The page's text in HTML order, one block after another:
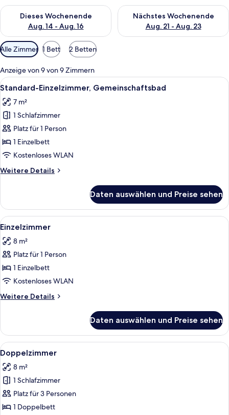
Dieses Wochenende
Aug. 14 - Aug. 16
Überprüfe die Verfügbarkeit für dieses Wochenende, Aug. 14
Nächstes Wochenende
Aug. 21 - Aug. 23
Überprüfe die Verfügbarkeit
Verfügbare
Filter
für
Zimmer
Alle Zimmer 1 Bett 2 Betten
Anzeige von 9 von 9 Zimmern
Alle
Fotos
für
Standard-
Einzelzimmer,
Gemeinschaftsbad
anzeigen
Ein kleiner, schmaler Raum mit
1
Standard-Einzelzimmer, Gemeinschaftsbad
7 m²
1 Schlafzimmer
Platz für 1 Person
1 Einzelbett
Kostenloses WLAN
Weitere Details
Weitere
Einzelzimmer,
Gemeinschaftsbad
Daten auswählen und Preise sehen
Alle
Fotos
für
Einzelzimmer
anzeigen
Eine Duschkabine mit Glaswänden,
4
Einzelzimmer
8 m²
Platz für 1 Person
1 Einzelbett
Kostenloses WLAN
Weitere Details
Weitere
Daten auswählen und Preise sehen
Alle
Fotos
für
Doppelzimmer
anzeigen
Eine Küchenausstattung mit
15
Doppelzimmer
8 m²
1 Schlafzimmer
Platz für 3 Personen
1 Doppelbett